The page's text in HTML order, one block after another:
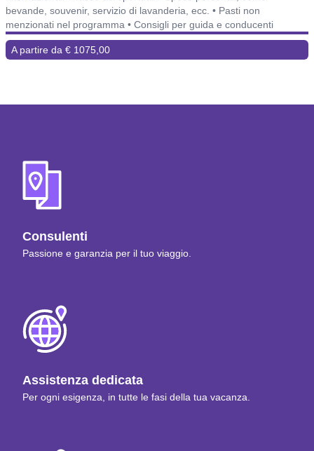
bevande, souvenir, servizio di lavanderia, ecc. • Pasti non
menzionati nel programma • Consigli per guida e conducenti
A partire da € 1075,00
Consulenti
Passione e garanzia per il tuo viaggio.
Assistenza dedicata
Per ogni esigenza, in tutte le fasi della tua vacanza.